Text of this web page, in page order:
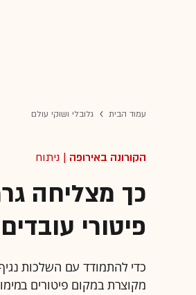
עמוד הבית גלובלי ושוקי עולם
הקורונה באירופה | ניתוח
כך מצליחה
פיטורי